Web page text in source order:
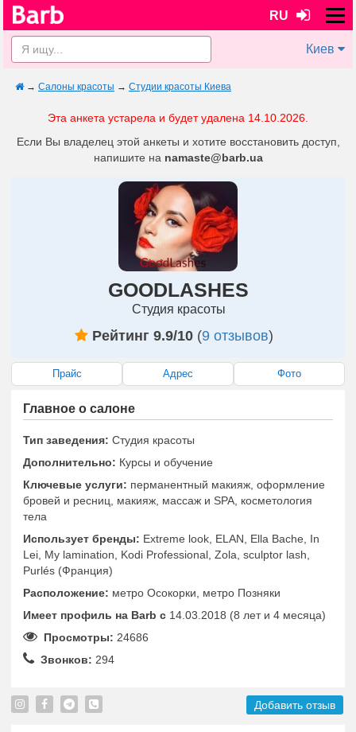
RU
Киев
→ Салоны красоты → Студии красоты Киева
Эта анкета устарела и будет удалена 14.10.2026.
Если Вы владелец этой анкеты и хотите восстановить доступ,
напишите на namaste@barb.ua
GOODLASHES
Студия красоты
Рейтинг 9.9/10 (9 отзывов)
Прайс Адрес Фото
Главное о салоне
Тип заведения: Студия красоты
Дополнительно: Курсы и обучение
Ключевые услуги: перманентный макияж, оформление
бровей и ресниц, макияж, массаж и SPA, косметология
тела
Использует бренды: Extreme look, ELAN, Ella Bache, In
Lei, My lamination, Kodi Professional, Zola, sculptor lash,
Purlés (Франция)
Расположение: метро Осокорки, метро Позняки
Имеет профиль на Barb c 14.03.2018 (8 лет и 4 месяца)
Просмотры: 24686
Звонков: 294
Добавить отзыв